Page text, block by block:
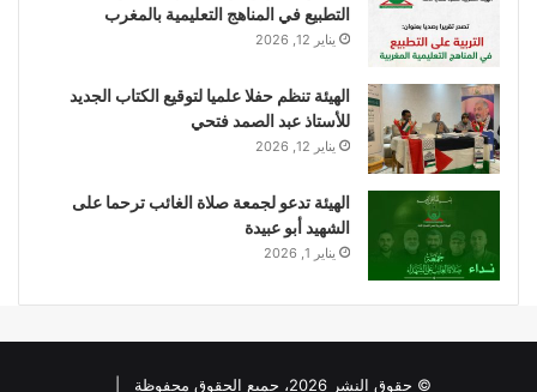
التطبيع في المناهج التعليمية بالمغرب
يناير 12, 2026
الهيئة تنظم حفلا علميا لتوقيع الكتاب الجديد
للأستاذ عبد الصمد فتحي
يناير 12, 2026
الهيئة تدعو لجمعة صلاة الغائب ترحما على
الشهيد أبو عبيدة
يناير 1, 2026
© حقوق النشر 2026، جميع الحقوق محفوظة |